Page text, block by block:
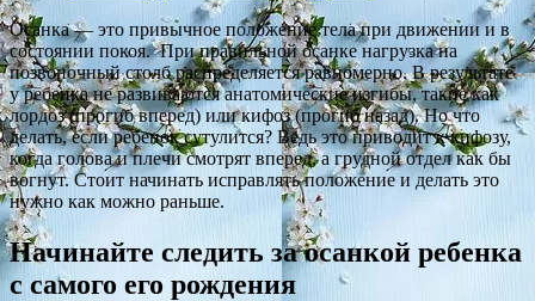
Осанка — это привычное положение тела при движении и в
состоянии покоя. При правильной осанке нагрузка на
позвоночный столб распределяется равномерно. В результате
у ребенка не развиваются анатомические изгибы, такие как
лордоз (прогиб вперед) или кифоз (прогиб назад). Но что
делать, если ребенок сутулится? Ведь это приводит к кифозу,
когда голова и плечи смотрят вперед, а грудной отдел как бы
вогнут. Стоит начинать исправлять положение и делать это
нужно как можно раньше.
Начинайте следить за осанкой ребенка
с самого его рождения